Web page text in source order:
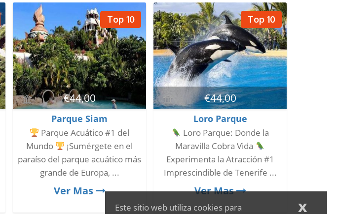
x
Este sitio web utiliza cookies para
Top 10
€44,00
Parque Siam
Parque Acuático #1 del
Mundo
¡Sumérgete en el
paraíso del parque acuático más
grande de Europa, ...
Ver Mas
Top 10
€44,00
Loro Parque
Loro Parque: Donde la
Maravilla Cobra Vida
Experimenta la Atracción #1
Imprescindible de Tenerife ...
Ver Mas